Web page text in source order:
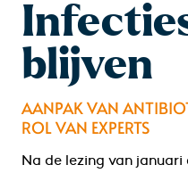
blijven
AANPAK VAN
ROL VAN EXPERTS
Na de lezing van